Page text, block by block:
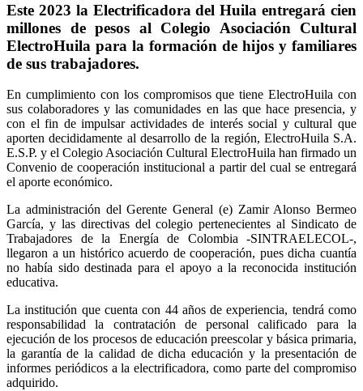
Este 2023 la Electrificadora del Huila entregará cien
millones de pesos al Colegio Asociación Cultural
ElectroHuila para la formación de hijos y familiares
de sus trabajadores.
En cumplimiento con los compromisos que tiene ElectroHuila con
sus colaboradores y las comunidades en las que hace presencia, y
con el fin de impulsar actividades de interés social y cultural que
aporten decididamente al desarrollo de la región, ElectroHuila S.A.
E.S.P. y el Colegio Asociación Cultural ElectroHuila han firmado un
Convenio de cooperación institucional a partir del cual se entregará
el aporte económico.
La administración del Gerente General (e) Zamir Alonso Bermeo
García, y las directivas del colegio pertenecientes al Sindicato de
Trabajadores de la Energía de Colombia -SINTRAELECOL-,
llegaron a un histórico acuerdo de cooperación, pues dicha cuantía
no había sido destinada para el apoyo a la reconocida institución
educativa.
La institución que cuenta con 44 años de experiencia, tendrá como
responsabilidad la contratación de personal calificado para la
ejecución de los procesos de educación preescolar y básica primaria,
la garantía de la calidad de dicha educación y la presentación de
informes periódicos a la electrificadora, como parte del compromiso
adquirido.